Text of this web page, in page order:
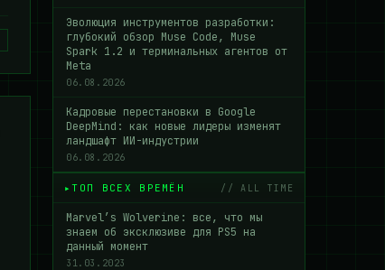
Эволюция инструментов разработки:
глубокий обзор Muse Code, Muse
Spark 1.2 и терминальных агентов от
Meta
06.08.2026
Кадровые перестановки в Google
DeepMind: как новые лидеры изменят
ландшафт ИИ-индустрии
06.08.2026
ТОП ВСЕХ ВРЕМЁН // ALL TIME
Marvel’s Wolverine: все, что мы
знаем об эксклюзиве для PS5 на
данный момент
31.03.2023